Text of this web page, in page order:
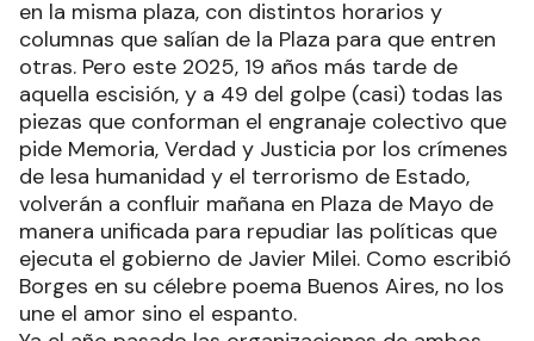
en la misma plaza, con distintos horarios y
columnas que salían de la Plaza para que entren
otras. Pero este 2025, 19 años más tarde de
aquella escisión, y a 49 del golpe (casi) todas las
piezas que conforman el engranaje colectivo que
pide Memoria, Verdad y Justicia por los crímenes
de lesa humanidad y el terrorismo de Estado,
volverán a confluir mañana en Plaza de Mayo de
manera unificada para repudiar las políticas que
ejecuta el gobierno de Javier Milei. Como escribió
Borges en su célebre poema Buenos Aires, no los
une el amor sino el espanto.